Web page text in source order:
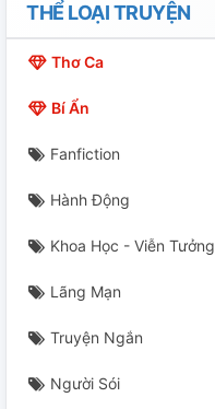
THỂ LOẠI TRUYỆN
Thơ Ca
Bí Ẩn
Fanfiction
Hành Động
Khoa Học - Viễn Tưởng
Lãng Mạn
Truyện Ngắn
Người Sói